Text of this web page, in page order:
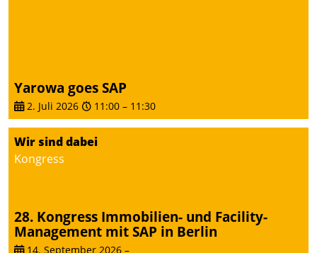
Yarowa goes SAP
2. Juli 2026 11:00 – 11:30
Wir sind dabei
Kongress
28. Kongress Immobilien- und Facility-
Management mit SAP in Berlin
14. September 2026 –